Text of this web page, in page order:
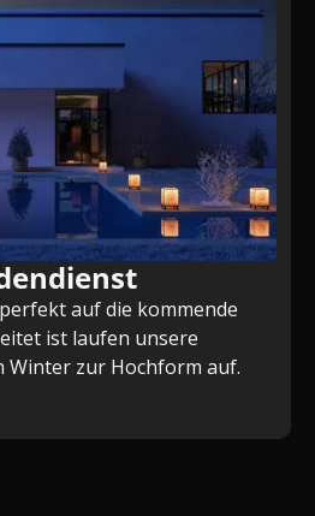
auf die kommende
ist laufen unsere
Winter zur Hochform auf.